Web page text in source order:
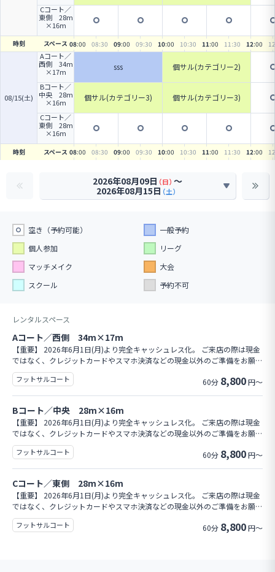
Cコート／
東側 28m
×16m
時刻 スペース 08:00 08:30 09:00 09:30 10:00 10:30 11:00 11 :30 12:00 12
08/15(土)
Aコート／
西側 34m
×17m
sss 個サル(カテゴリー2)
Bコート／
中央 28m
×16m
個サル(カテゴリー3) 個サル(カテゴリー3)
Cコート／
東側 28m
×16m
時刻 スペース 08:00 08:30 09:00 09:30 10:00 10:30 11:00 11:30 12:00 12
2026年08月09日 （日）〜
2026年08月15日（土）
空き（予約可能）
一般予約
個人参加
リーグ
マッチメイク
大会
スクール
予約不可
レンタルスペース
Aコート／西側 34m×17m
【重要】 2026年6月1日(月)より完全キャッシュレス化。 ご来店の際は現金
ではなく、クレジットカードやスマホ決済などの現金以外のご準備をお願い
いたします。 ※当日予約は1,100円/時間、料金が割増となります（会員区
分問わず） 【レンタルコート利用料金】 平日15:00-16:00 チームメンバー
6,600円(税込)/ビジター8,800円(税込)/学生メンバー4,400円 平日16:00-23:
00 チームメンバー8,800円(税込)/ビジター11,000円(税込)/学生メンバー
6,600円 土日祝8:00-23:00 チームメンバー8,800円(税込)/ビジター11,000
円(税込)/学生メンバー6,600円 ※時間外のご利用を希望の場合はご相談下さ
い。 【チームメンバー登録】 登録料9,900円(税込) 更新料6,600円(税込) ※
登録日より1年間有効
フットサルコート 60分 8,800円～
Bコート／中央 28m×16m
【重要】 2026年6月1日(月)より完全キャッシュレス化。 ご来店の際は現金
ではなく、クレジットカードやスマホ決済などの現金以外のご準備をお願い
いたします。 【レンタルコート利用料金】 平日15:00-16:00 チームメンバ
ー6,600円(税込)/ビジター8,800円(税込)/学生メンバー4,400円 平日16:00-2
3:00 チームメンバー8,800円(税込)/ビジター11,000円(税込)/学生メンバ
ー6,600円 土日祝8:00-23:00 チームメンバー8,800円(税込)/ビジター11,0
00円(税込)/学生メンバー6,600円 ※時間外のご利用を希望の場合はご相談
下さい。 ※当日予約は1,100円/時間、料金が割増となります（会員区分問
わず） 【チームメンバー登録】 登録料9,900円(税込) 更新料6,600円(税込)
※登録日より1年間有効
フットサルコート 60分 8,800円～
Cコート／東側 28m×16m
【重要】 2026年6月1日(月)より完全キャッシュレス化。 ご来店の際は現金
ではなく、クレジットカードやスマホ決済などの現金以外のご準備をお願い
いたします。 【レンタルコート利用料金】 平日15:00-16:00 チームメンバ
ー6,600円(税込)/ビジター8,800円(税込)/学生メンバー4,400円 平日16:00-2
フットサルコート 60分 8,800円～